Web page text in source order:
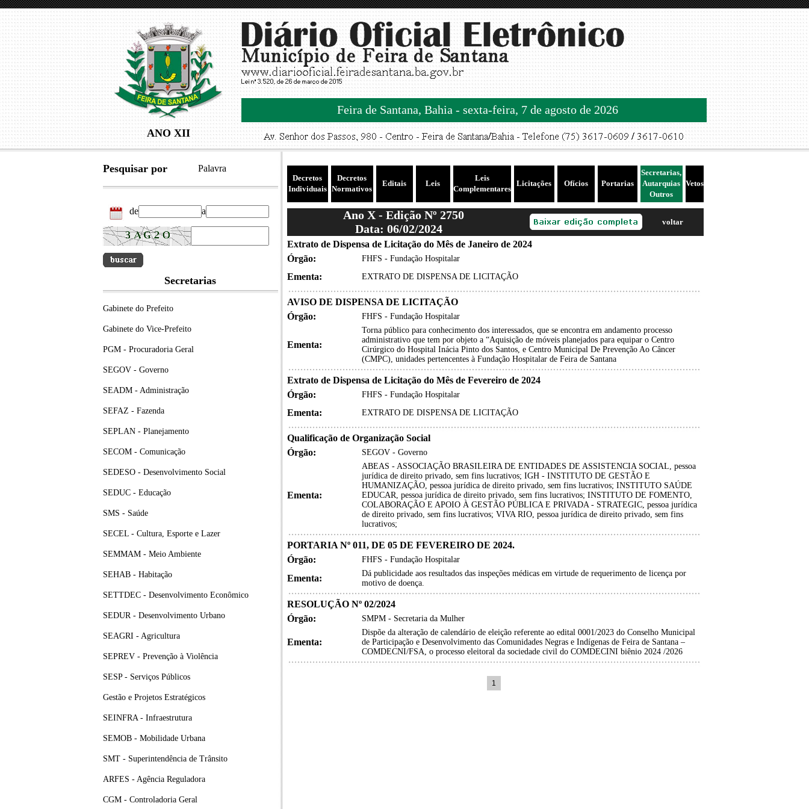
ANO XII
Feira de Santana, Bahia - sexta-feira, 7 de agosto de 2026
Pesquisar por Palavra
de a
Secretarias
Gabinete do Prefeito
Gabinete do Vice-Prefeito
PGM - Procuradoria Geral
SEGOV - Governo
SEADM - Administração
SEFAZ - Fazenda
SEPLAN - Planejamento
SECOM - Comunicação
SEDESO - Desenvolvimento Social
SEDUC - Educação
SMS - Saúde
SECEL - Cultura, Esporte e Lazer
SEMMAM - Meio Ambiente
SEHAB - Habitação
SETTDEC - Desenvolvimento Econômico
SEDUR - Desenvolvimento Urbano
SEAGRI - Agricultura
SEPREV - Prevenção à Violência
SESP - Serviços Públicos
Gestão e Projetos Estratégicos
SEINFRA - Infraestrutura
SEMOB - Mobilidade Urbana
SMT - Superintendência de Trânsito
ARFES - Agência Reguladora
CGM - Controladoria Geral
Decretos
Individuais
Decretos
Normativos
Editais Leis
Leis
Complementares
Licitações Ofícios Portarias
Secretarias,
Autarquias
Outros
Vetos
Ano X - Edição Nº 2750
Data: 06/02/2024
voltar
Extrato de Dispensa de Licitação do Mês de Janeiro de 2024
Órgão:
FHFS - Fundação Hospitalar
Ementa: EXTRATO DE DISPENSA DE LICITAÇÃO
AVISO DE DISPENSA DE LICITAÇÃO
Órgão:
FHFS - Fundação Hospitalar
Ementa:
Torna público para conhecimento dos interessados, que se encontra em andamento processo
administrativo que tem por objeto a “Aquisição de móveis planejados para equipar o Centro
Cirúrgico do Hospital Inácia Pinto dos Santos, e Centro Municipal De Prevenção Ao Câncer
(CMPC), unidades pertencentes à Fundação Hospitalar de Feira de Santana
Extrato de Dispensa de Licitação do Mês de Fevereiro de 2024
Órgão:
FHFS - Fundação Hospitalar
Ementa: EXTRATO DE DISPENSA DE LICITAÇÃO
Qualificação de Organização Social
Órgão:
SEGOV - Governo
Ementa:
ABEAS - ASSOCIAÇÃO BRASILEIRA DE ENTIDADES DE ASSISTENCIA SOCIAL, pessoa
jurídica de direito privado, sem fins lucrativos; IGH - INSTITUTO DE GESTÃO E
HUMANIZAÇÃO, pessoa jurídica de direito privado, sem fins lucrativos; INSTITUTO SAÚDE
EDUCAR, pessoa jurídica de direito privado, sem fins lucrativos; INSTITUTO DE FOMENTO,
COLABORAÇÃO E APOIO À GESTÃO PÚBLICA E PRIVADA - STRATEGIC, pessoa jurídica
de direito privado, sem fins lucrativos; VIVA RIO, pessoa jurídica de direito privado, sem fins
lucrativos;
PORTARIA Nº 011, DE 05 DE FEVEREIRO DE 2024.
Órgão:
FHFS - Fundação Hospitalar
Ementa:
Dá publicidade aos resultados das inspeções médicas em virtude de requerimento de licença por
motivo de doença.
RESOLUÇÃO Nº 02/2024
Órgão:
SMPM - Secretaria da Mulher
Ementa:
Dispõe da alteração de calendário de eleição referente ao edital 0001/2023 do Conselho Municipal
de Participação e Desenvolvimento das Comunidades Negras e Indígenas de Feira de Santana –
COMDECNI/FSA, o processo eleitoral da sociedade civil do COMDECINI biênio 2024 /2026
1